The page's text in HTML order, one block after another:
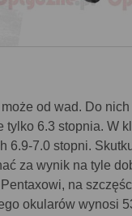
od wad. Do
tylko 6.3 stopnia. W
6.9-7.0 stopni.
za wynik na tyle
na
okularów wynosi